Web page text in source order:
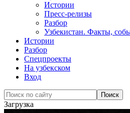
Истории
Пресс-релизы
Разбор
Узбекистан. Факты,
Истории
Разбор
Спецпроекты
На узбекском
Вход
Загрузка